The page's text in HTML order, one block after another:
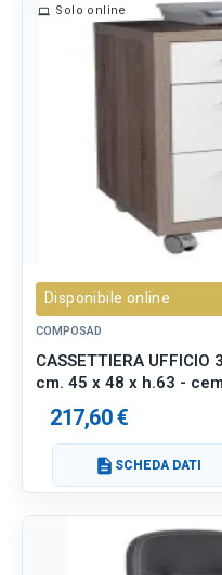
Solo online
Disponibile online
COMPOSAD
CASSETTIERA UFFICIO
cm. 45 x 48 x h.63 -
217,60 €
description SCHEDA DATI